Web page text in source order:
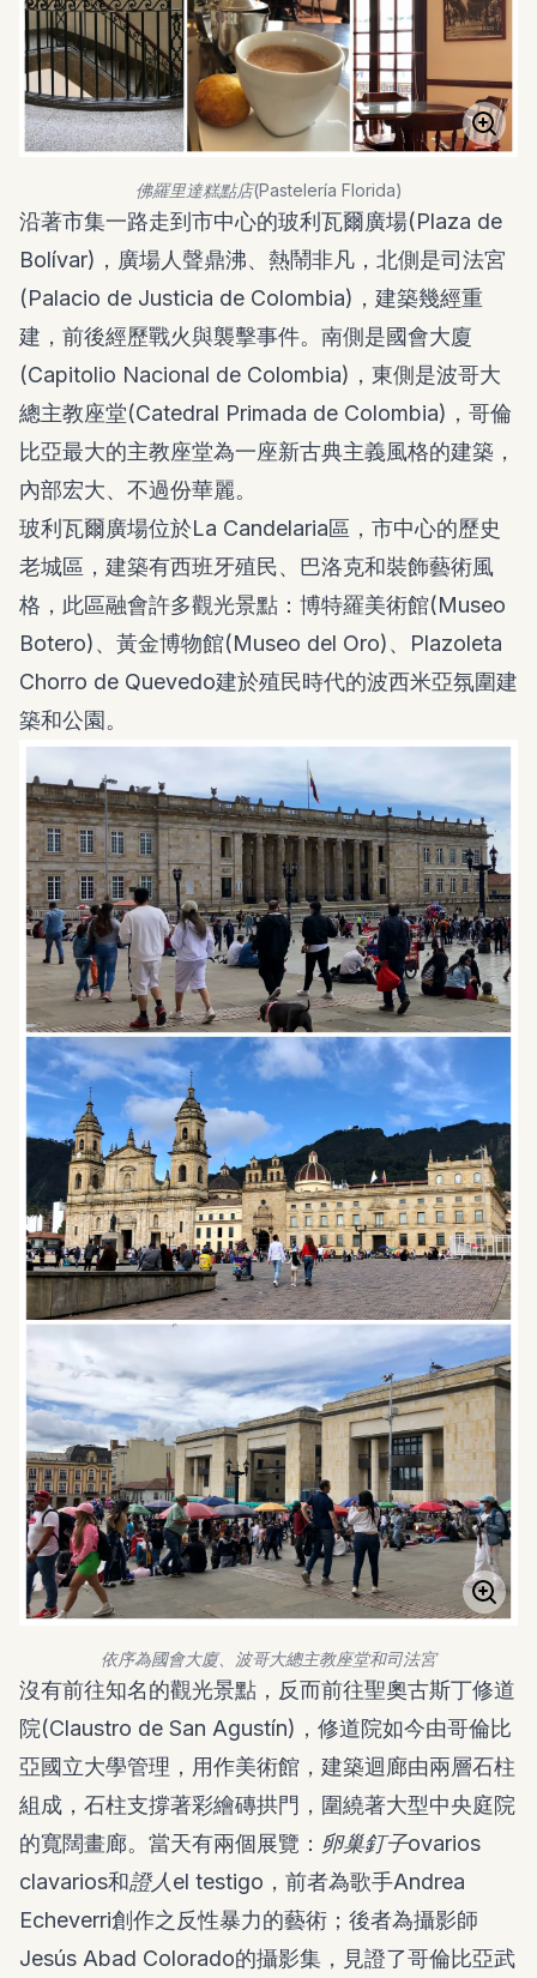
佛羅里達糕點店(Pastelería Florida)
沿著市集一路走到市中心的玻利瓦爾廣場(Plaza de
Bolívar)，廣場人聲鼎沸、熱鬧非凡，北側是司法宮
(Palacio de Justicia de Colombia)，建築幾經重
建，前後經歷戰火與襲擊事件。南側是國會大廈
(Capitolio Nacional de Colombia)，東側是波哥大
總主教座堂(Catedral Primada de Colombia)，哥倫
比亞最大的主教座堂為一座新古典主義風格的建築，
內部宏大、不過份華麗。
玻利瓦爾廣場位於La Candelaria區，市中心的歷史
老城區，建築有西班牙殖民、巴洛克和裝飾藝術風
格，此區融會許多觀光景點：博特羅美術館(Museo
Botero)、黃金博物館(Museo del Oro)、Plazoleta
Chorro de Quevedo建於殖民時代的波西米亞氛圍建
築和公園。
依序為國會大廈、波哥大總主教座堂和司法宮
沒有前往知名的觀光景點，反而前往聖奧古斯丁修道
院(Claustro de San Agustín)，修道院如今由哥倫比
亞國立大學管理，用作美術館，建築迴廊由兩層石柱
組成，石柱支撐著彩繪磚拱門，圍繞著大型中央庭院
的寬闊畫廊。當天有兩個展覽： 卵巢釘子ovarios
clavarios和證人el testigo ，前者為歌手Andrea
Echeverri創作之反性暴力的藝術；後者為攝影師
Jesús Abad Colorado的攝影集，見證了哥倫比亞武